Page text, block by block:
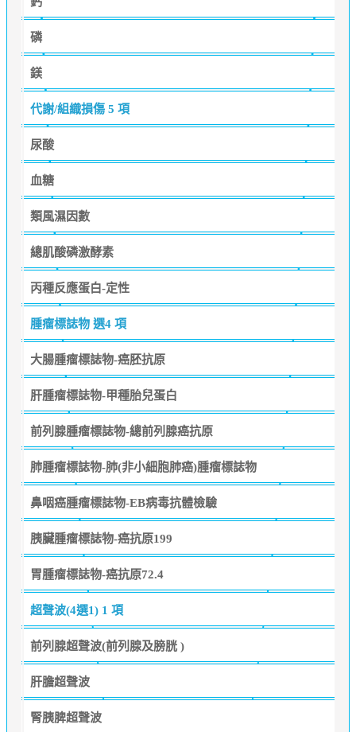
磷
鎂
代謝/組織損傷 5 項
尿酸
血糖
類風濕因數
總肌酸磷激酵素
丙種反應蛋白-定性
腫瘤標誌物 選4 項
大腸腫瘤標誌物-癌胚抗原
肝腫瘤標誌物-甲種胎兒蛋白
前列腺腫瘤標誌物-總前列腺癌抗原
肺腫瘤標誌物-肺(非小細胞肺癌)腫瘤標誌物
鼻咽癌腫瘤標誌物-EB病毒抗體檢驗
胰臟腫瘤標誌物-癌抗原199
胃腫瘤標誌物-癌抗原72.4
超聲波(4選1) 1 項
前列腺超聲波(前列腺及膀胱 )
肝膽超聲波
腎胰脾超聲波